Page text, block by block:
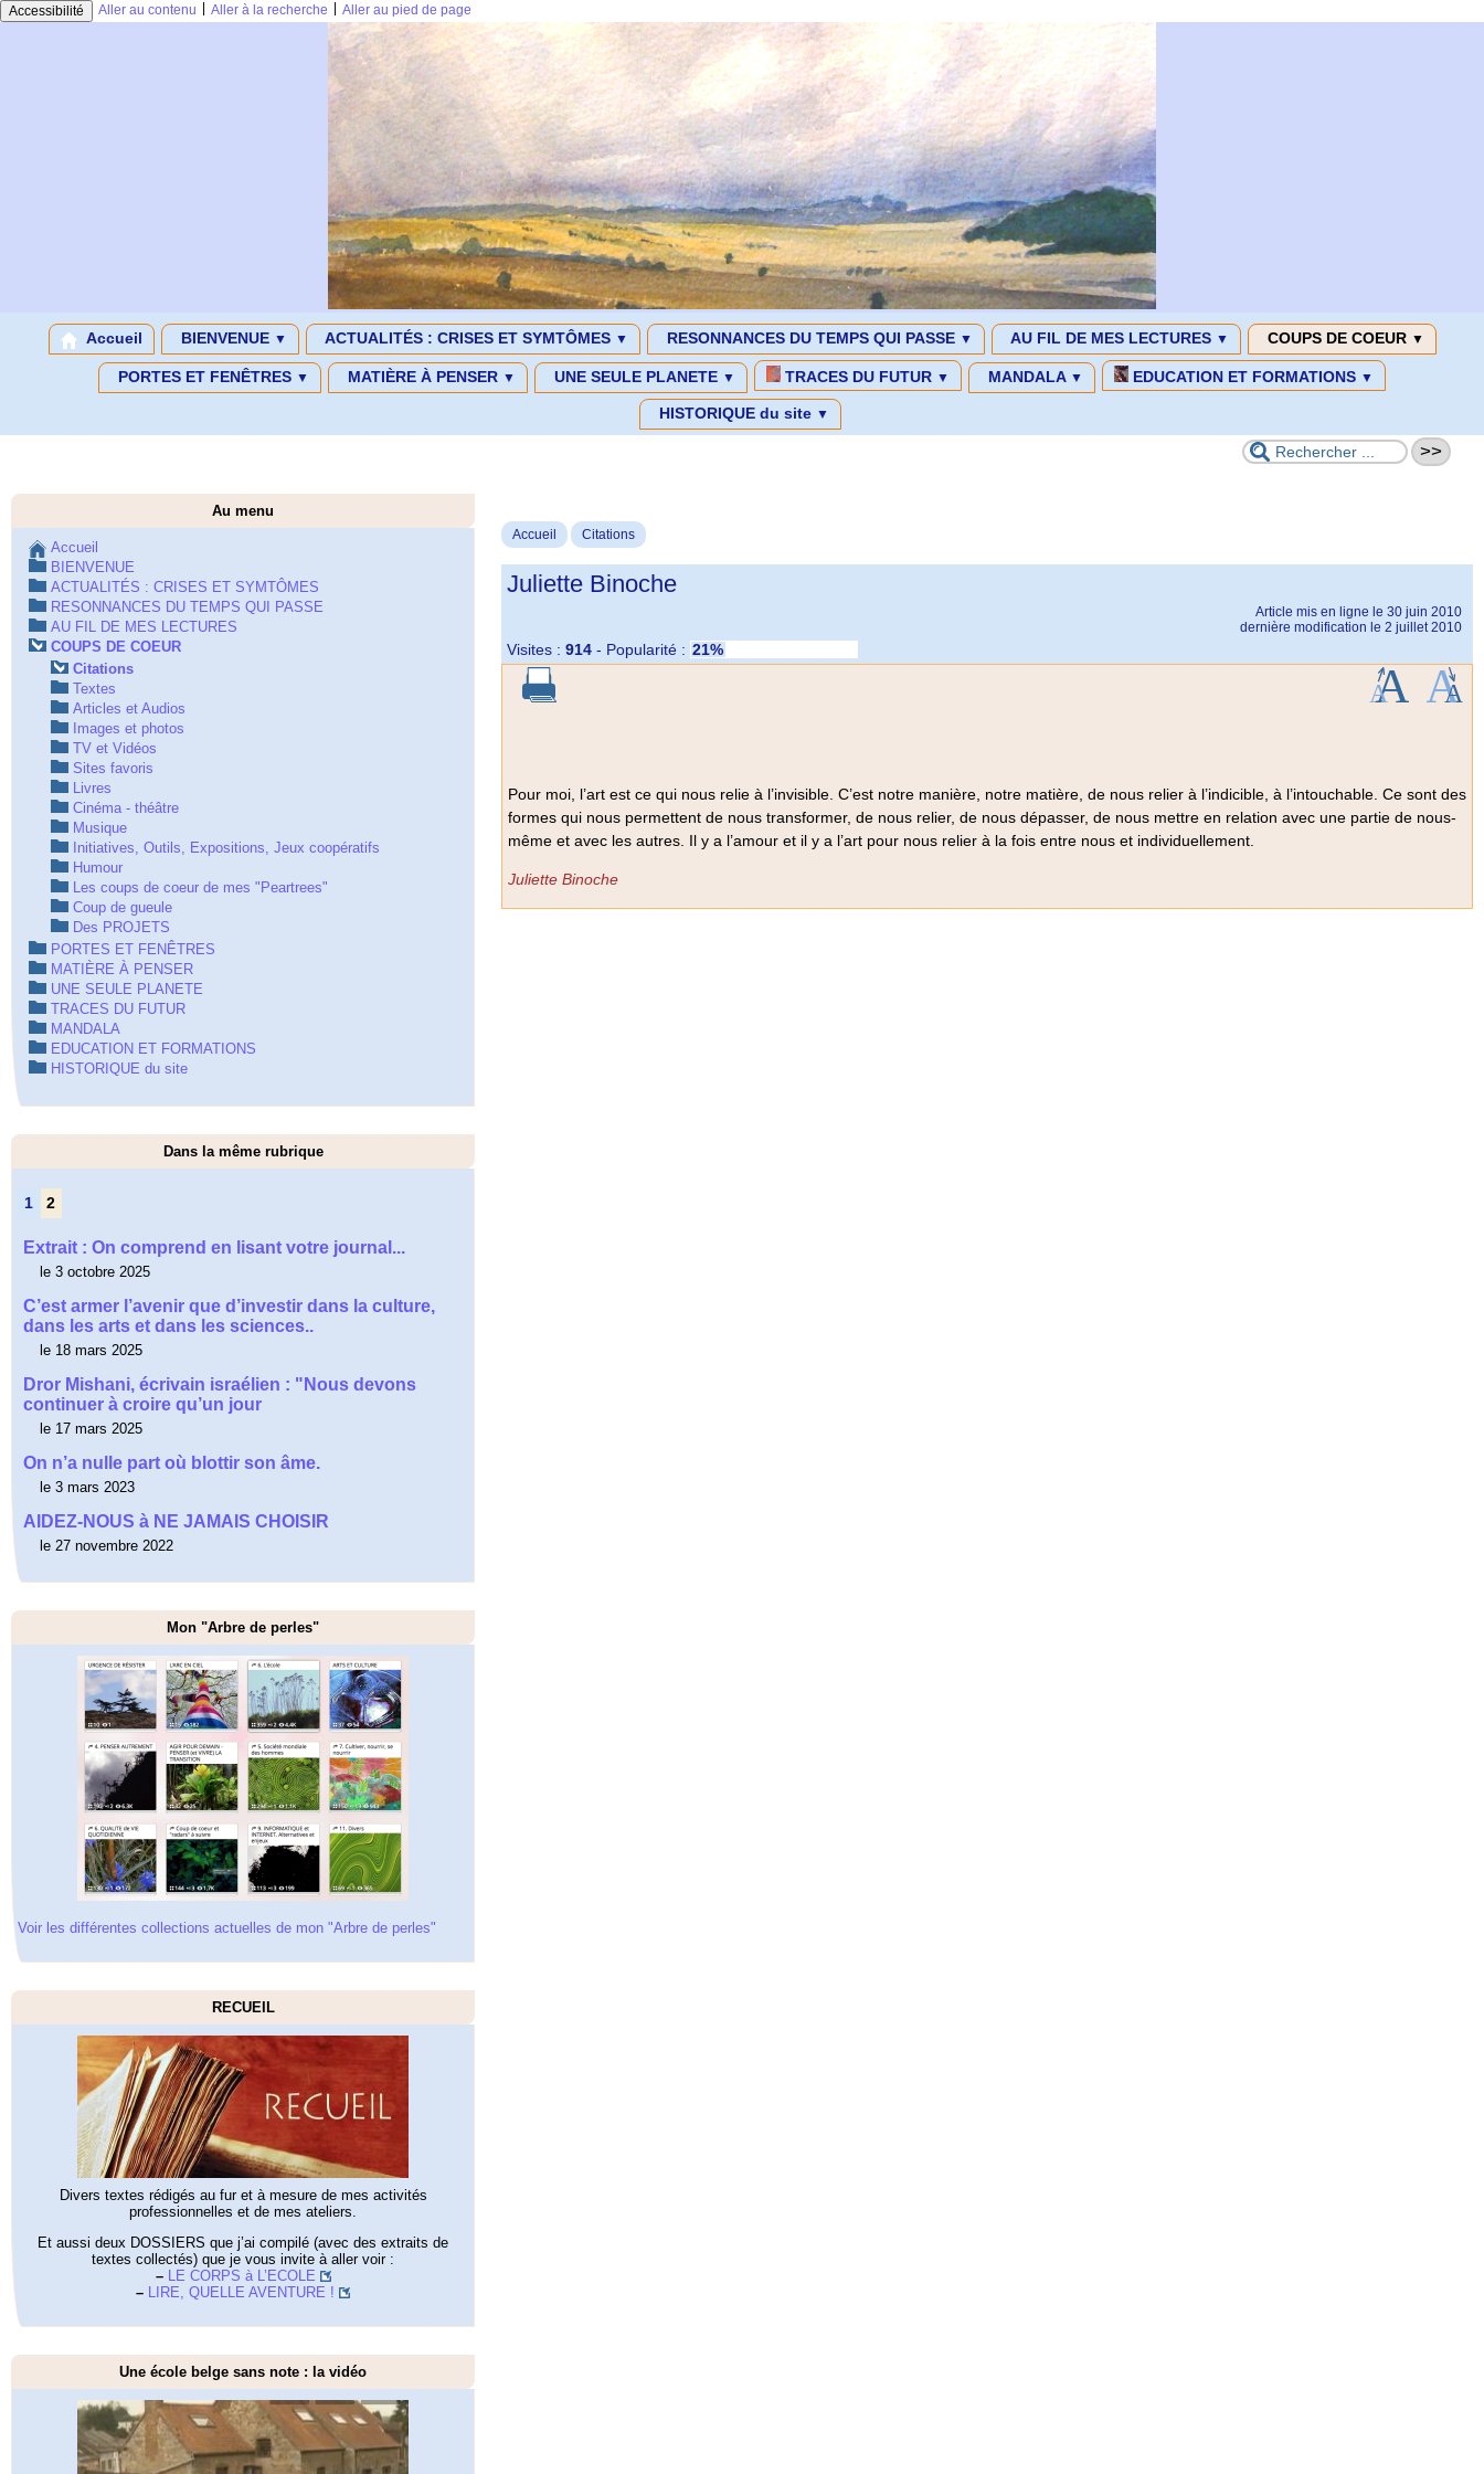
Accessibilité Aller au contenu Aller à la recherche Aller au pied de page
Accueil BIENVENUE ▼ ACTUALITÉS : CRISES ET SYMTÔMES ▼ RESONNANCES DU TEMPS QUI PASSE ▼ AU FIL DE MES LECTURES ▼ COUPS DE COEUR ▼
PORTES ET FENÊTRES ▼ MATIÈRE À PENSER ▼ UNE SEULE PLANETE ▼ TRACES DU FUTUR ▼ MANDALA ▼ EDUCATION ET FORMATIONS ▼
HISTORIQUE du site ▼
Accueil Citations
Juliette Binoche
Article mis en ligne le 30 juin 2010
dernière modification le 2 juillet 2010
Visites : 914- Popularité : 21%
Pour moi, l’art est ce qui nous relie à l’invisible. C’est notre manière, notre matière, de nous relier à l’indicible, à l’intouchable. Ce sont des
formes qui nous permettent de nous transformer, de nous relier, de nous dépasser, de nous mettre en relation avec une partie de nous-
même et avec les autres. Il y a l’amour et il y a l’art pour nous relier à la fois entre nous et individuellement.
Juliette Binoche
Au menu
Accueil
BIENVENUE
ACTUALITÉS : CRISES ET SYMTÔMES
RESONNANCES DU TEMPS QUI PASSE
AU FIL DE MES LECTURES
COUPS DE COEUR
Citations
Textes
Articles et Audios
Images et photos
TV et Vidéos
Sites favoris
Livres
Cinéma - théâtre
Musique
Initiatives, Outils, Expositions, Jeux coopératifs
Humour
Les coups de coeur de mes "Peartrees"
Coup de gueule
Des PROJETS
PORTES ET FENÊTRES
MATIÈRE À PENSER
UNE SEULE PLANETE
TRACES DU FUTUR
MANDALA
EDUCATION ET FORMATIONS
HISTORIQUE du site
Dans la même rubrique
1 2
Extrait : On comprend en lisant votre journal...
le 3 octobre 2025
C’est armer l’avenir que d’investir dans la culture,
dans les arts et dans les sciences..
le 18 mars 2025
Dror Mishani, écrivain israélien : "Nous devons
continuer à croire qu’un jour
le 17 mars 2025
On n’a nulle part où blottir son âme.
le 3 mars 2023
AIDEZ-NOUS à NE JAMAIS CHOISIR
le 27 novembre 2022
Mon "Arbre de perles"
Voir les différentes collections actuelles de mon "Arbre de perles"
RECUEIL
Divers textes rédigés au fur et à mesure de mes activités
professionnelles et de mes ateliers.
Et aussi deux DOSSIERS que j’ai compilé (avec des extraits de
textes collectés) que je vous invite à aller voir :
–
LE CORPS à L’ECOLE
–
LIRE, QUELLE AVENTURE !
Une école belge sans note : la vidéo